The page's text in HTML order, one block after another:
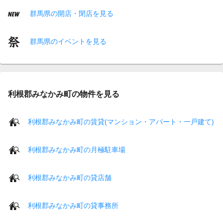
群馬県の開店・閉店を見る
群馬県のイベントを見る
利根郡みなかみ町の物件を見る
利根郡みなかみ町の賃貸(マンション・アパート・一戸建て)
利根郡みなかみ町の月極駐車場
利根郡みなかみ町の貸店舗
利根郡みなかみ町の貸事務所